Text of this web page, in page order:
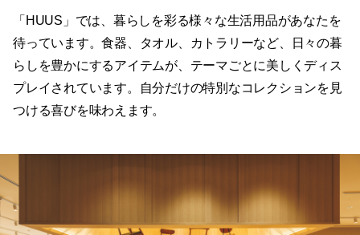
「HUUS」では、暮らしを彩る様々な生活用品があなたを
待っています。食器、タオル、カトラリーなど、日々の暮
らしを豊かにするアイテムが、テーマごとに美しくディス
プレイされています。自分だけの特別なコレクションを見
つける喜びを味わえます。